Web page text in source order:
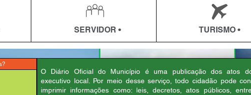
SERVIDOR • TURISMO •
O Diário Oficial do Município é uma publicação dos atos
executivo local. Por meio desse serviço, todo cidadão pode
imprimir informações como: leis, decretos, atos públicos,